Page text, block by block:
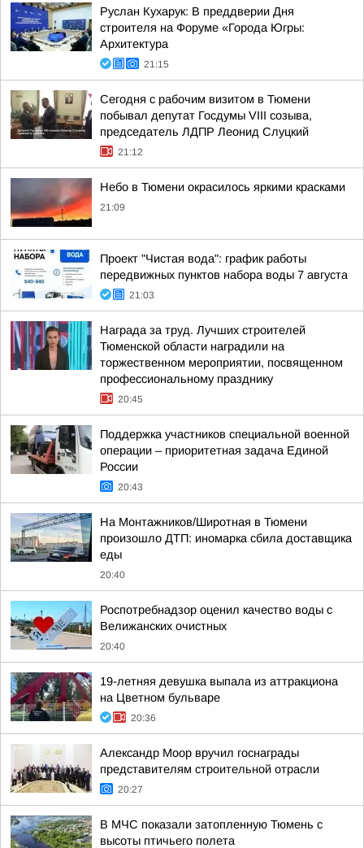
Руслан Кухарук: В преддверии Дня
строителя на Форуме «Города Югры:
Архитектура
21:15
Сегодня с рабочим визитом в Тюмени
побывал депутат Госдумы VIII созыва,
председатель ЛДПР Леонид Слуцкий
21:12
Небо в Тюмени окрасилось яркими красками
21:09
Проект "Чистая вода": график работы
передвижных пунктов набора воды 7 августа
21:03
Награда за труд. Лучших строителей
Тюменской области наградили на
торжественном мероприятии, посвященном
профессиональному празднику
20:45
Поддержка участников специальной военной
операции – приоритетная задача Единой
России
20:43
На Монтажников/Широтная в Тюмени
произошло ДТП: иномарка сбила доставщика
еды
20:40
Роспотребнадзор оценил качество воды с
Велижанских очистных
20:40
19-летняя девушка выпала из аттракциона
на Цветном бульваре
20:36
Александр Моор вручил госнаграды
представителям строительной отрасли
20:27
В МЧС показали затопленную Тюмень с
высоты птичьего полета